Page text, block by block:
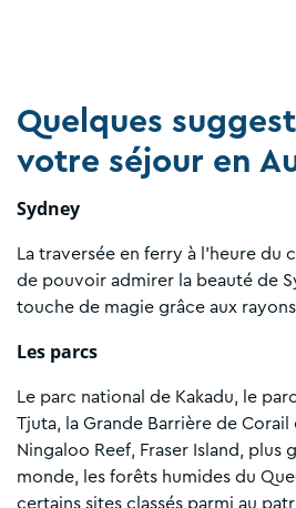
Quelques
votre séjour en
Sydney
La traversée en ferry à l'heure du
de pouvoir admirer la beauté de
touche de magie grâce aux
Les parcs
Le parc national de Kakadu, le
Tjuta, la Grande Barrière de
Ningaloo Reef, Fraser Island, plus
monde, les forêts humides du
certains sites classés parmi au